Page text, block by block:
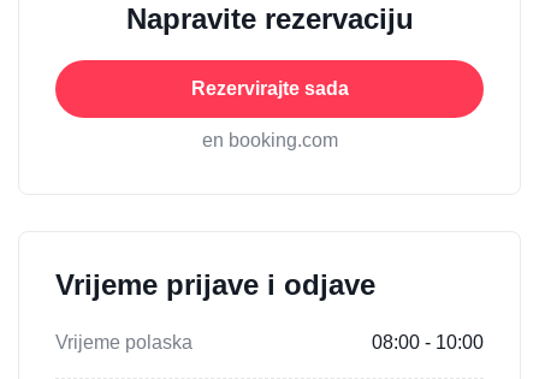
Napravite rezervaciju
Rezervirajte sada
en booking.com
Vrijeme prijave i odjave
Vrijeme polaska 08:00 - 10:00